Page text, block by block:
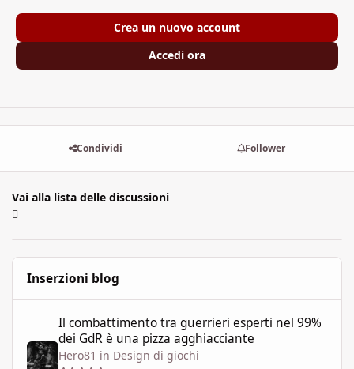
Crea un nuovo account
Accedi ora
Condividi Follower
Vai alla lista delle discussioni
Inserzioni blog
Il combattimento tra guerrieri esperti nel 99%
dei GdR è una pizza agghiacciante
Hero81 in Design di giochi